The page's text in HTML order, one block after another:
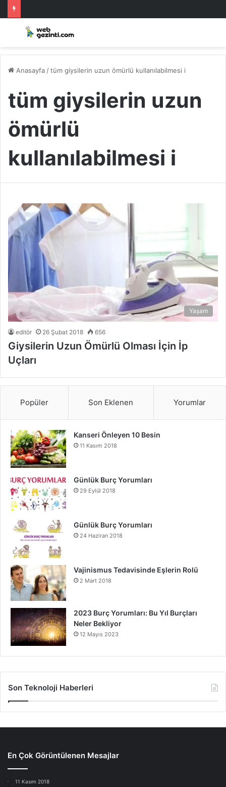
Anasayfa /tüm giysilerin uzun ömürlü kullanılabilmesi i
tüm giysilerin uzun
ömürlü
kullanılabilmesi i
Yaşam
editör 26 Şubat 2018 656
Giysilerin Uzun Ömürlü Olması İçin İp
Uçları
Popüler Son Eklenen Yorumlar
Kanseri Önleyen 10 Besin
11 Kasım 2018
Günlük Burç Yorumları
29 Eylül 2018
Günlük Burç Yorumları
24 Haziran 2018
Vajinismus Tedavisinde Eşlerin Rolü
2 Mart 2018
2023 Burç Yorumları: Bu Yıl Burçları
Neler Bekliyor
12 Mayıs 2023
Son Teknoloji Haberleri
En Çok Görüntülenen Mesajlar
11 Kasım 2018